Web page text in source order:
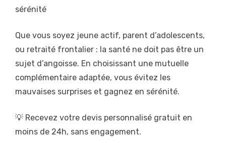
sérénité
Que vous soyez jeune actif, parent d’adolescents,
ou retraité frontalier : la santé ne doit pas être un
sujet d’angoisse. En choisissant une mutuelle
complémentaire adaptée, vous évitez les
mauvaises surprises et gagnez en sérénité.
💡 Recevez votre devis personnalisé gratuit en
moins de 24h, sans engagement.